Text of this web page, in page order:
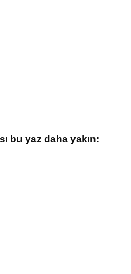
bu yaz daha yakın: